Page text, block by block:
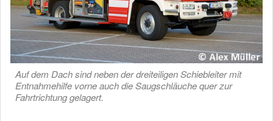
Auf dem Dach sind neben der dreiteiligen Schiebleiter mit
Entnahmehilfe vorne auch die Saugschläuche quer zur
Fahrtrichtung gelagert.